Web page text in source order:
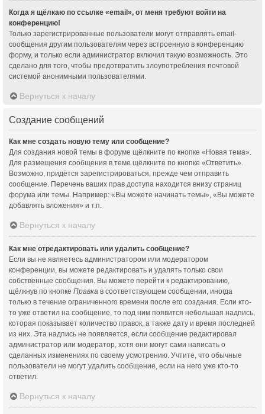
Когда я щёлкаю по ссылке «email», от меня требуют войти на
конференцию!
Только зарегистрированные пользователи могут отправлять email-
сообщения другим пользователям через встроенную в конференцию
форму, и только если администратор включил такую возможность. Это
сделано для того, чтобы предотвратить злоупотребления почтовой
системой анонимными пользователями.
Вернуться к началу
Создание сообщений
Как мне создать новую тему или сообщение?
Для создания новой темы в форуме щёлкните по кнопке «Новая тема».
Для размещения сообщения в теме щёлкните по кнопке «Ответить».
Возможно, придётся зарегистрироваться, прежде чем отправить
сообщение. Перечень ваших прав доступа находится внизу страниц
форума или темы. Например: «Вы можете начинать темы», «Вы можете
добавлять вложения» и т.п.
Вернуться к началу
Как мне отредактировать или удалить сообщение?
Если вы не являетесь администратором или модератором
конференции, вы можете редактировать и удалять только свои
собственные сообщения. Вы можете перейти к редактированию,
щёлкнув по кнопке Правка в соответствующем сообщении, иногда
только в течение ограниченного времени после его создания. Если кто-
то уже ответил на сообщение, то под ним появится небольшая надпись,
которая показывает количество правок, а также дату и время последней
из них. Эта надпись не появляется, если сообщение редактировал
администратор или модератор, хотя они могут сами написать о
сделанных изменениях по своему усмотрению. Учтите, что обычные
пользователи не могут удалить сообщение, если на него уже кто-то
ответил.
Вернуться к началу